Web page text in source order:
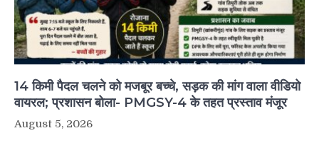
14 किमी पैदल चलने को मजबूर बच्चे, सड़क की मांग वाला वीडियो
वायरल; प्रशासन बोला- PMGSY-4 के तहत प्रस्ताव मंजूर
August 5, 2026